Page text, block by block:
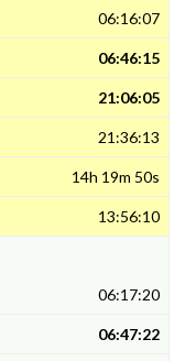
06:16:07
06:46:15
21:06:05
21:36:13
14h 19m 50s
13:56:10
06:17:20
06:47:22